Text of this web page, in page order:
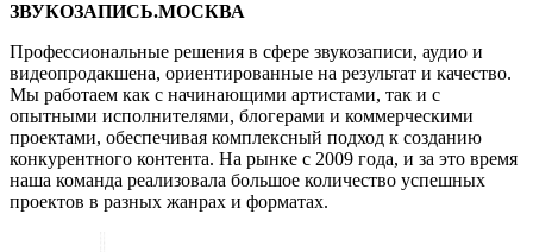
ЗВУКОЗАПИСЬ.МОСКВА
Профессиональные решения в сфере звукозаписи, аудио и
видеопродакшена, ориентированные на результат и качество.
Мы работаем как с начинающими артистами, так и с
опытными исполнителями, блогерами и коммерческими
проектами, обеспечивая комплексный подход к созданию
конкурентного контента. На рынке с 2009 года, и за это время
наша команда реализовала большое количество успешных
проектов в разных жанрах и форматах.